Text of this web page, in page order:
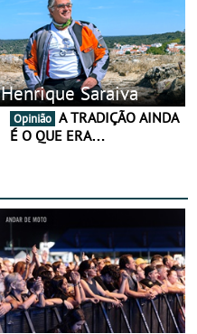
Henrique Saraiva
Opinião
É O QUE ERA…